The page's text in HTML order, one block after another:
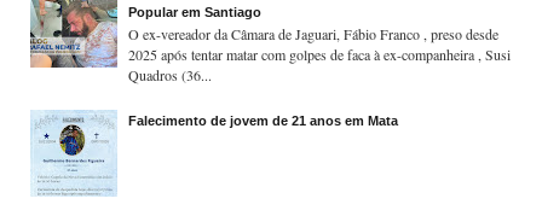
Popular em Santiago
O ex-vereador da Câmara de Jaguari, Fábio Franco , preso desde
2025 após tentar matar com golpes de faca à ex-companheira , Susi
Quadros (36...
Falecimento de jovem de 21 anos em Mata